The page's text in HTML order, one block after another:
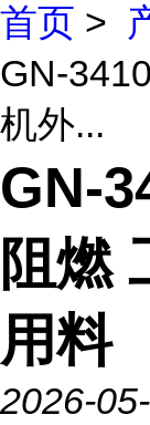
首页 >
GN-
机外...
GN-
阻燃
用料
2026-